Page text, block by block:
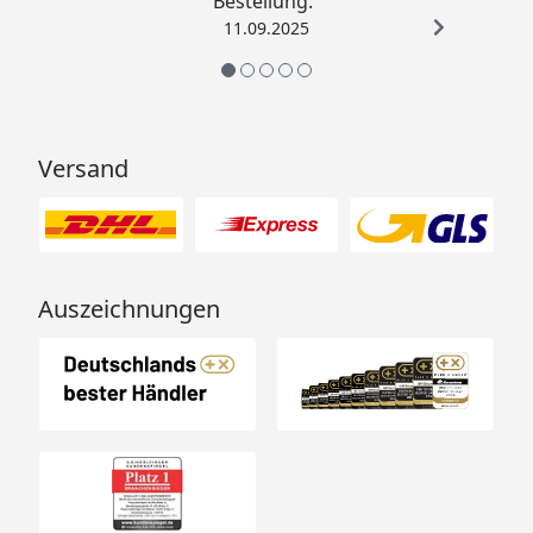
11.09.2025
Versand
Auszeichnungen